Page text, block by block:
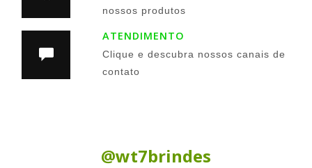
nossos produtos
ATENDIMENTO
Clique e descubra nossos canais de
contato
@wt7brindes